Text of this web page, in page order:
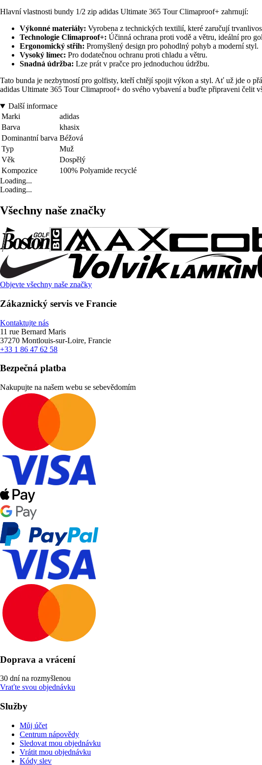
Hlavní vlastnosti bundy 1/2 zip adidas Ultimate 365 Tour Climaproof+ zahrnují:
Výkonné materiály: Vyrobena z technických textilií, které zaručují
Technologie Climaproof+: Účinná ochrana proti vodě a větru, ideální pro
Ergonomický střih: Promyšlený design pro pohodlný pohyb a moderní styl.
Vysoký límec: Pro dodatečnou ochranu proti chladu a větru.
Snadná údržba: Lze prát v pračce pro jednoduchou údržbu.
Tato bunda je nezbytností pro golfisty, kteří chtějí spojit výkon a styl. Ať už jde o
adidas Ultimate 365 Tour Climaproof+ do svého vybavení a buďte připraveni čelit
Další informace
Marki
adidas
Barva
khasix
Dominantní barva Béžová
Typ
Muž
Věk
Dospělý
Kompozice
100% Polyamide recyclé
Loading...
Loading...
Všechny naše značky
Objevte všechny naše značky
Zákaznický servis ve Francie
Kontaktujte nás
11 rue Bernard Maris
37270 Montlouis-sur-Loire, Francie
+33 1 86 47 62 58
Bezpečná platba
Nakupujte na našem webu se sebevědomím
Doprava a vrácení
30 dní na rozmyšlenou
Vraťte svou objednávku
Služby
Můj účet
Centrum nápovědy
Sledovat mou objednávku
Vrátit mou objednávku
Kódy slev